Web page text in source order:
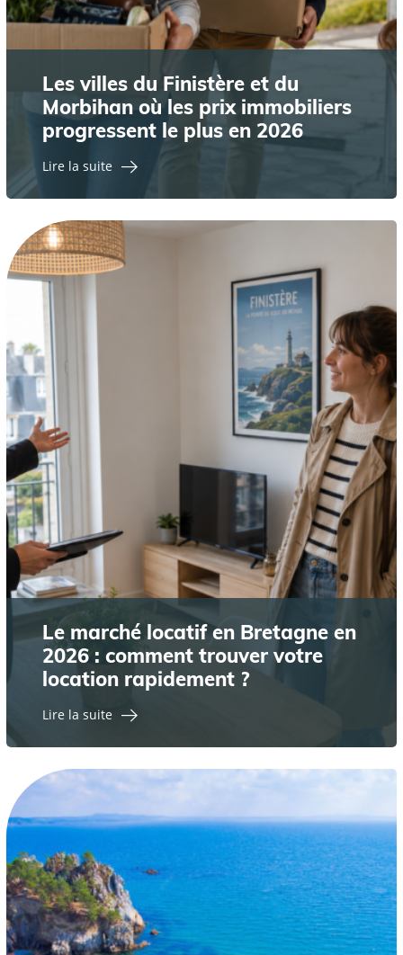
Les villes du Finistère et du
Morbihan où les prix immobiliers
progressent le plus en 2026
Lire la suite
Le marché locatif en Bretagne en
2026 : comment trouver votre
location rapidement ?
Lire la suite